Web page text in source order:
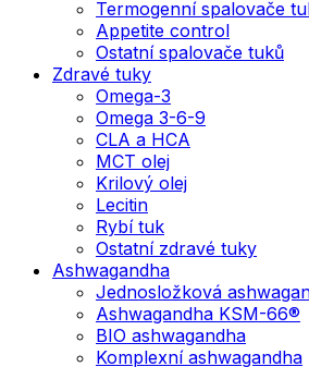
Termogenní spalovače
Appetite control
Ostatní spalovače tuků
Zdravé tuky
Omega-3
Omega 3-6-9
CLA a HCA
MCT olej
Krilový olej
Lecitin
Rybí tuk
Ostatní zdravé tuky
Ashwagandha
Jednosložková
Ashwagandha KSM-66®
BIO ashwagandha
Komplexní ashwagandha